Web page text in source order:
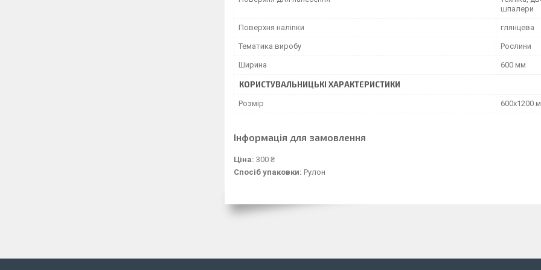
шпалери
Поверхня наліпки глянцева
Тематика виробу Рослини
Ширина 600 мм
КОРИСТУВАЛЬНИЦЬКІ ХАРАКТЕРИСТИКИ
Розмір 600х1200
Інформація для замовлення
Ціна: 300 ₴
Спосіб упаковки: Рулон